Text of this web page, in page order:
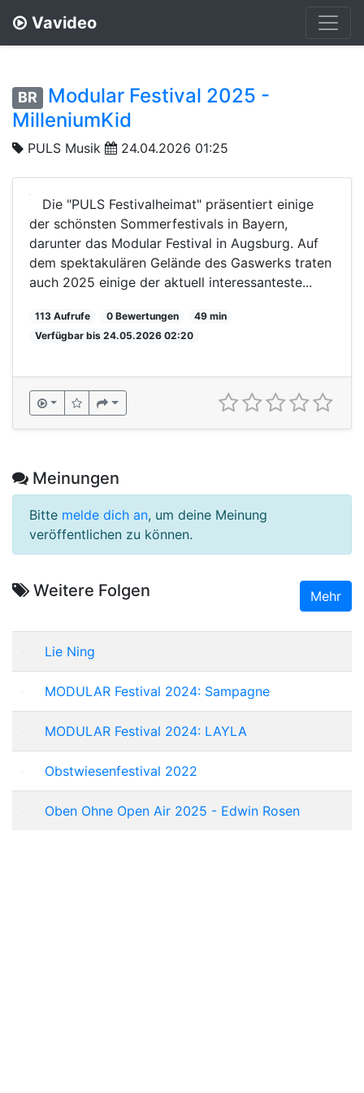
Vavideo
BR
Modular Festival 2025 -
MilleniumKid
PULS Musik 24.04.2026 01:25
Die "PULS Festivalheimat" präsentiert einige
der schönsten Sommerfestivals in Bayern,
darunter das Modular Festival in Augsburg. Auf
dem spektakulären Gelände des Gaswerks traten
auch 2025 einige der aktuell interessanteste...
113 Aufrufe 0 Bewertungen
49 min
Verfügbar bis 24.05.2026 02:20
Meinungen
Bitte melde dich an, um deine Meinung
veröffentlichen zu können.
Weitere Folgen Mehr
Lie Ning
MODULAR Festival 2024: Sampagne
MODULAR Festival 2024: LAYLA
Obstwiesenfestival 2022
Oben Ohne Open Air 2025 - Edwin Rosen